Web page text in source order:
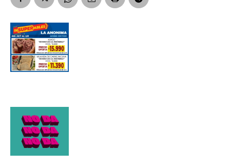
Dirección de correo electrónico
Nombre
Número de teléfono